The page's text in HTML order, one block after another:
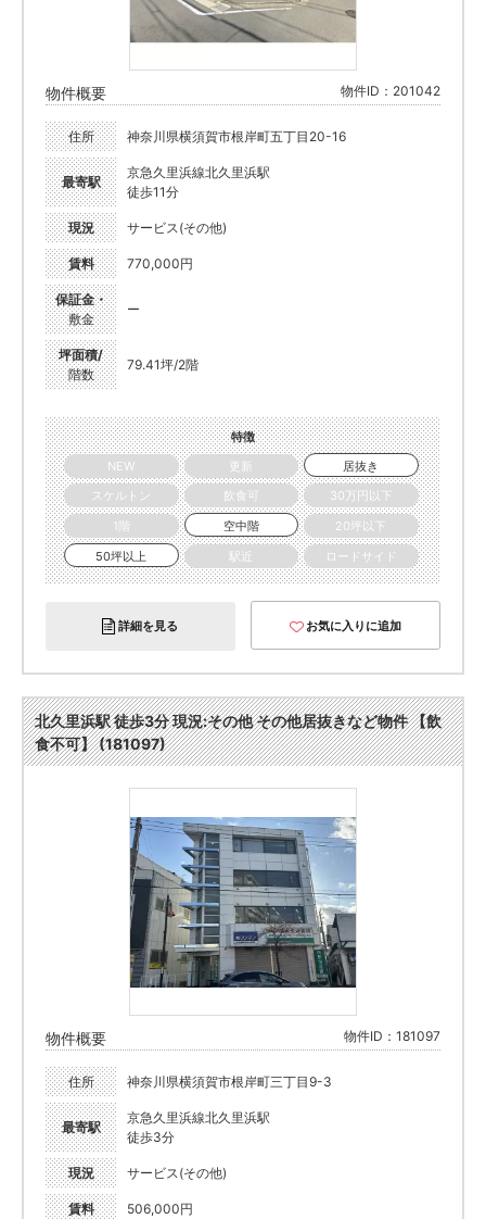
物件概要 物件ID：201042
住所 神奈川県横須賀市根岸町五丁目20-16
最寄駅
京急久里浜線北久里浜駅
徒歩11分
現況 サービス(その他)
賃料 770,000円
保証金・
敷金
ー
坪面積/
階数
79.41坪/2階
特徴
NEW
更新
居抜き
スケルトン
飲食可
30万円以下
1階
空中階
20坪以下
50坪以上
駅近 ロードサイド
詳細を見る お気に入りに追加
北久里浜駅 徒歩3分 現況:その他 その他居抜きなど物件 【飲
食不可】 (181097)
物件概要 物件ID：181097
住所 神奈川県横須賀市根岸町三丁目9-3
最寄駅
京急久里浜線北久里浜駅
徒歩3分
現況 サービス(その他)
賃料 506,000円